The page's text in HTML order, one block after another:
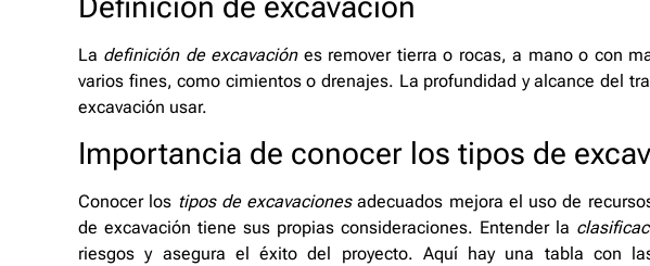
La definición de excavaciónes remover tierra o rocas, a mano o con
varios fines, como cimientos o drenajes. La profundidad y alcance del
excavación usar.
Importancia de conocer los tipos de
Conocer los tipos de excavacionesadecuados mejora el uso de
de excavación tiene sus propias consideraciones. Entender la
riesgos y asegura el éxito del proyecto. Aquí hay una tabla con